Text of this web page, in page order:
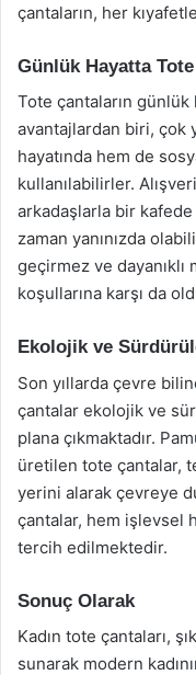
çantaların, her
Günlük Hayatta Tote
Tote çantaların günlük
avantajlardan biri, çok
hayatında hem de
kullanılabilirler.
arkadaşlarla bir
zaman yanınızda
geçirmez ve
koşullarına karşı da
Ekolojik ve
Son yıllarda çevre
çantalar ekolojik ve
plana çıkmaktadır.
üretilen tote çantalar,
yerini alarak çevreye
çantalar, hem işlevsel
tercih edilmektedir.
Sonuç Olarak
Kadın tote çantaları,
sunarak modern